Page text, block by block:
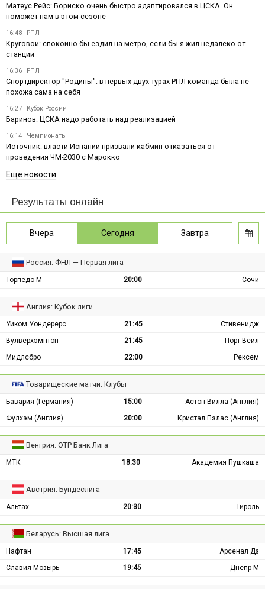
Матеус Рейс: Бориско очень быстро адаптировался в ЦСКА. Он
поможет нам в этом сезоне
16:48 РПЛ
Круговой: спокойно бы ездил на метро, если бы я жил недалеко от
станции
16:36 РПЛ
Спортдиректор "Родины": в первых двух турах РПЛ команда была не
похожа сама на себя
16:27 Кубок России
Баринов: ЦСКА надо работать над реализацией
16:14 Чемпионаты
Источник: власти Испании призвали кабмин отказаться от
проведения ЧМ-2030 с Марокко
Ещё новости
Результаты онлайн
Вчера Сегодня Завтра
Россия: ФНЛ — Первая лига
Торпедо М 20:00 Сочи
Англия: Кубок лиги
Уиком Уондерерс 21:45
Стивенидж
Вулверхэмптон
21:45
Порт Вейл
Мидлсбро
22:00 Рексем
Товарищеские матчи: Клубы
Бавария (Германия) 15:00
Астон Вилла (Англия)
Фулхэм (Англия)
20:00 Кристал Пэлас (Англия)
Венгрия: ОТР Банк Лига
МТК 18:30 Академия Пушкаша
Австрия: Бундеслига
Альтах 20:30 Тироль
Беларусь: Высшая лига
Нафтан 17:45
Арсенал Дз
Славия-Мозырь
19:45 Днепр М